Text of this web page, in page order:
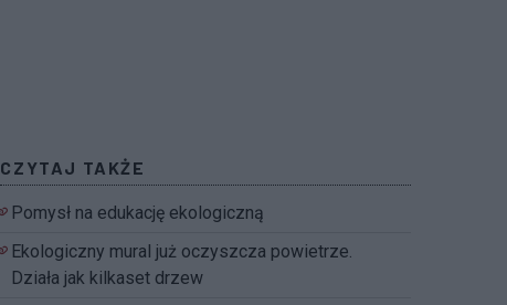
CZYTAJ TAKŻE
Pomysł na edukację ekologiczną
Ekologiczny mural już oczyszcza powietrze.
Działa jak kilkaset drzew